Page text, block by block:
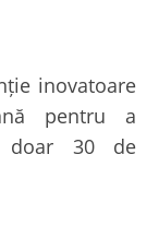
inovatoare
pentru a
doar 30 de